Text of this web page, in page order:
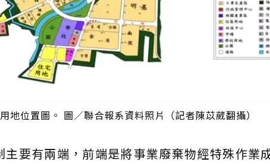
地位置圖。 圖／聯合報系資料照片（記者陳苡葳翻攝）
主要有兩端，前端是將事業廢棄物經特殊作業